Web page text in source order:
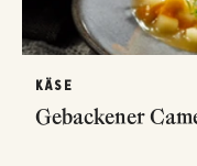
KÄSE
Gebackener